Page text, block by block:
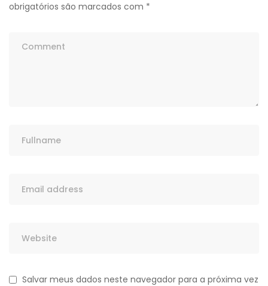
obrigatórios são marcados com *
Salvar meus dados neste navegador para a próxima vez